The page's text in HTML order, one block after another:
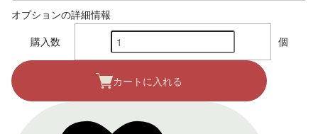
オプションの詳細情報
購入数 個
カートに入れる